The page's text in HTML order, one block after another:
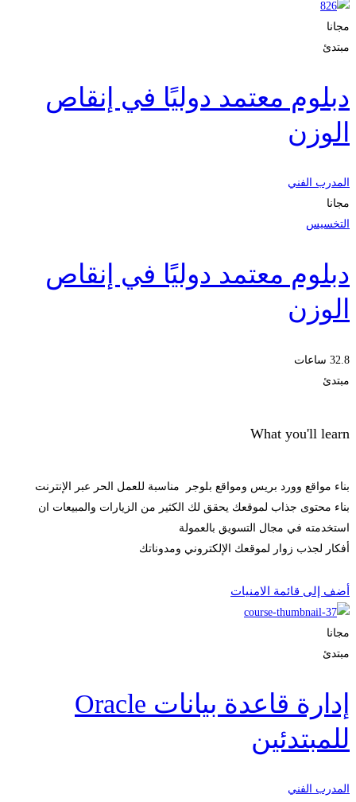
مجانا
مبتدئ
دبلوم معتمد دوليًا في إنقاص
الوزن
المدرب الفني
مجانا
التخسيس
دبلوم معتمد دوليًا في إنقاص
الوزن
32.8 ساعات
مبتدئ
What you'll learn
بناء مواقع وورد بريس ومواقع بلوجر مناسبة للعمل الحر عبر الإنترنت
بناء محتوى جذاب لموقعك يحقق لك الكثير من الزيارات والمبيعات ان
استخدمته في مجال التسويق بالعمولة
أفكار لجذب زوار لموقعك الإلكتروني ومدوناتك
أضف إلى قائمة الامنيات
مجانا
مبتدئ
إدارة قاعدة بيانات Oracle
للمبتدئين
المدرب الفني